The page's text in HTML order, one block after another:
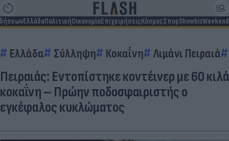
ΕλλάδαΠολιτικήΟικονομίαΕπιχειρήσειςΚόσμοςΣπορShowbizWeekend
Ελλάδα Σύλληψη Κοκαΐνη Λιμάνι Πειραιά
Πειραιάς: Εντοπίστηκε κοντέινερ με 60 κιλά
κοκαΐνη – Πρώην ποδοσφαιριστής ο
εγκέφαλος κυκλώματος